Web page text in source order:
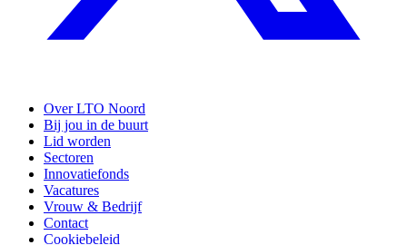
Over LTO Noord
Bij jou in de buurt
Lid worden
Sectoren
Innovatiefonds
Vacatures
Vrouw & Bedrijf
Contact
Cookiebeleid